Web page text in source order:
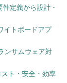
定義から設計・
イトボードアプ
ンサムウェア対
ト・安全・効率